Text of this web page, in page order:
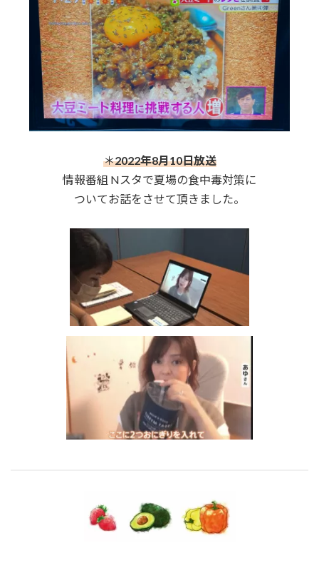
＊2022年8月10日放送
情報番組 Nスタで夏場の食中毒対策に
ついてお話をさせて頂きました。